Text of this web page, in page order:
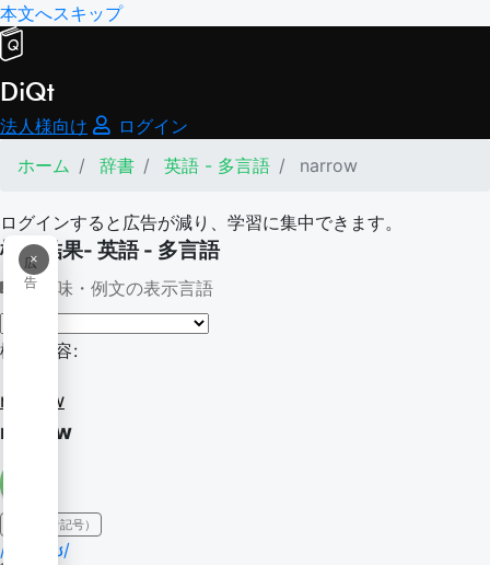
本文へスキップ
DiQt
法人様向け
ログイン
ホーム
辞書 英語 - 多言語 narrow
ログインすると広告が減り、学習に集中できます。
×
広
告
検索結果- 英語 - 多言語
意味・例文の表示言語
検索内容:
narrow
narrow
IPA（発音記号）
/ˈnæɹəʊ/